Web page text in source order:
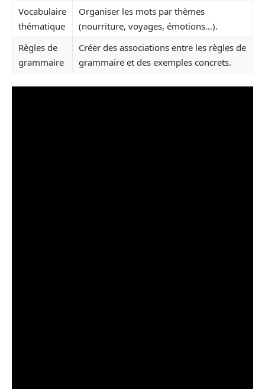
Vocabulaire
thématique
Organiser les mots par thèmes
(nourriture, voyages, émotions…).
Règles de
grammaire
Créer des associations entre les règles de
grammaire et des exemples concrets.